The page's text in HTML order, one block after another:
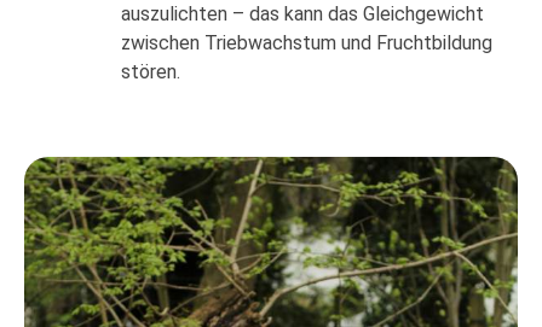
auszulichten – das kann das Gleichgewicht
zwischen Triebwachstum und Fruchtbildung
stören.